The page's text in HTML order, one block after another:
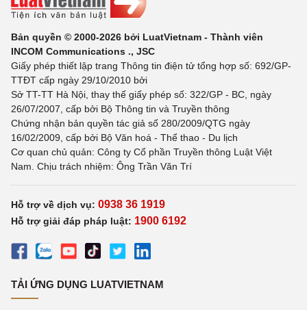
Bản quyền © 2000-2026 bởi LuatVietnam - Thành viên
INCOM Communications ., JSC
Giấy phép thiết lập trang Thông tin điện tử tổng hợp số: 692/GP-
TTĐT cấp ngày 29/10/2010 bởi
Sở TT-TT Hà Nội, thay thế giấy phép số: 322/GP - BC, ngày
26/07/2007, cấp bởi Bộ Thông tin và Truyền thông
Chứng nhận bản quyền tác giả số 280/2009/QTG ngày
16/02/2009, cấp bởi Bộ Văn hoá - Thể thao - Du lịch
Cơ quan chủ quản: Công ty Cổ phần Truyền thông Luật Việt
Nam. Chịu trách nhiệm: Ông Trần Văn Trí
Hỗ trợ về dịch vụ: 0938 36 1919
Hỗ trợ giải đáp pháp luật: 1900 6192
TẢI ỨNG DỤNG LUATVIETNAM